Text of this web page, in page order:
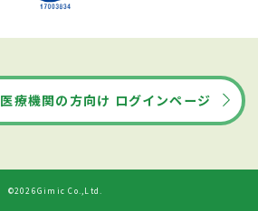
医療機関の方向け ログインページ
©2026Gimic Co.,Ltd.